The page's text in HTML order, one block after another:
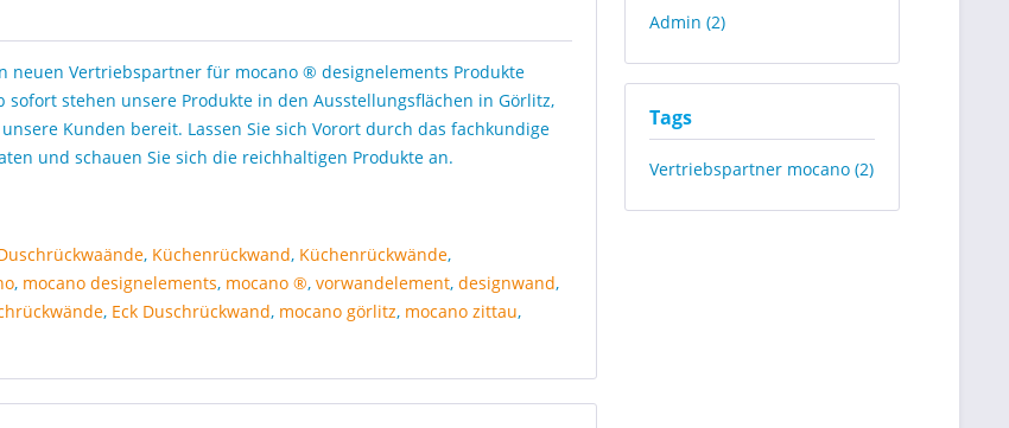
Admin (2)
Tags
Vertriebspartner mocano (2)
neuen Vertriebspartner für mocano ® designelements Produkte
sofort stehen unsere Produkte in den Ausstellungsflächen in Görlitz,
Kunden bereit. Lassen Sie sich Vorort durch das fachkundige
und schauen Sie sich die reichhaltigen Produkte an.
, Küchenrückwand, Küchenrückwände,
, mocano designelements, mocano ®,vorwandelement,designwand,
, Eck Duschrückwand, mocano görlitz, mocano zittau,